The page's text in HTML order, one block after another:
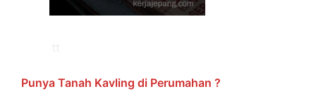
Punya Tanah Kavling di Perumahan ?